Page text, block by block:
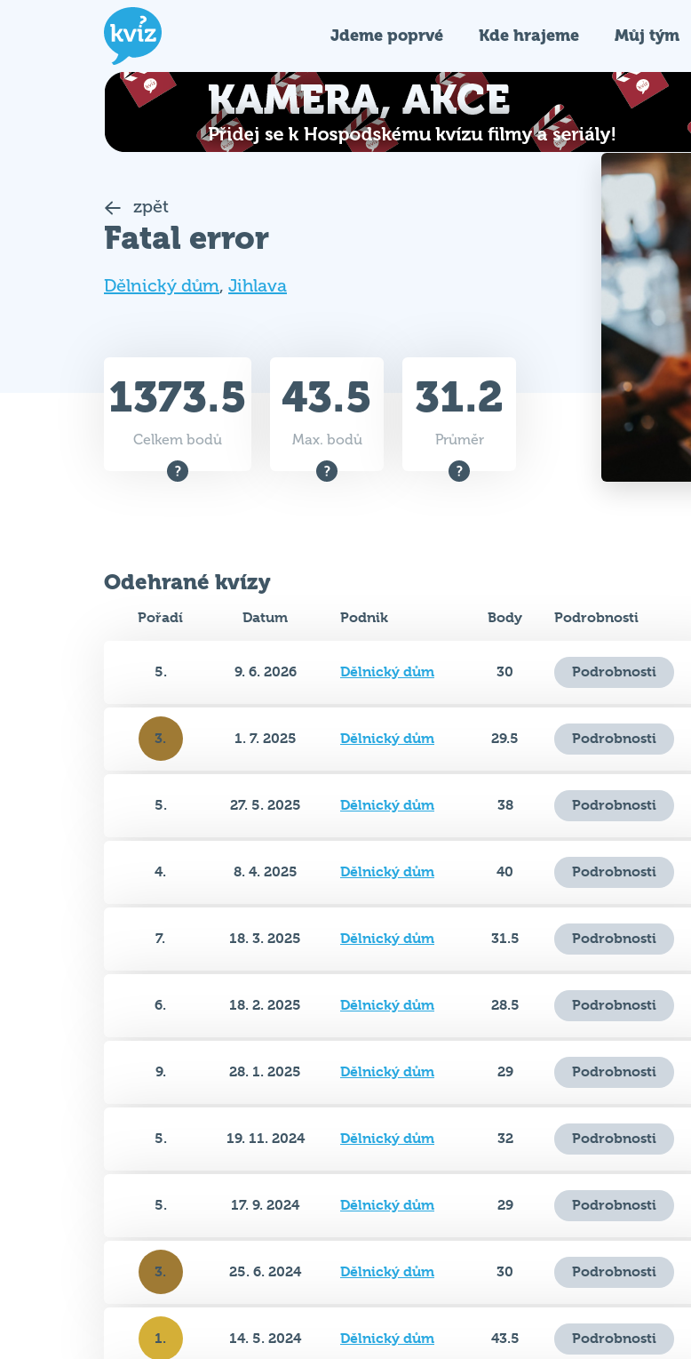
Jdeme poprvé Kde hrajeme Můj tým
Dělnický dům
3. 1. 7. 2025 Dělnický dům 29.5 Podrobnosti
5. 27. 5. 2025 Dělnický dům 38 Podrobnosti
4. 8. 4. 2025 Dělnický dům 40 Podrobnosti
7. 18. 3. 2025 Dělnický dům 31.5 Podrobnosti
6. 18. 2. 2025 Dělnický dům 28.5 Podrobnosti
9. 28. 1. 2025 Dělnický dům 29 Podrobnosti
5. 19. 11. 2024 Dělnický dům 32 Podrobnosti
5. 17. 9. 2024 Dělnický dům 29 Podrobnosti
3. 25. 6. 2024 Dělnický dům 30 Podrobnosti
1. 14. 5. 2024 Dělnický dům 43.5 Podrobnosti
3. 26. 3. 2024 Dělnický dům 31.5 Podrobnosti